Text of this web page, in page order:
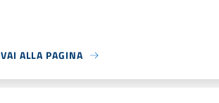
VAI ALLA PAGINA